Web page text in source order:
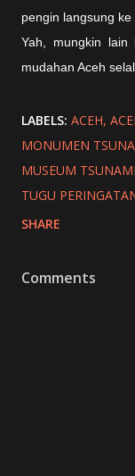
pengin langsung
Yah, mungkin lain
mudahan Aceh
LABELS: ACEH
MONUMEN
MUSEUM
TUGU
SHARE
Comments